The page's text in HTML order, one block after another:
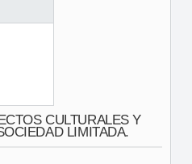
CULTURALES Y
LIMITADA.